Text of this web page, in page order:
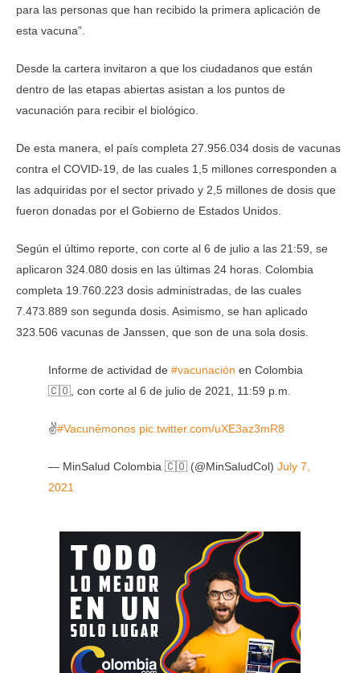
para las personas que han recibido la primera aplicación de
esta vacuna”.
Desde la cartera invitaron a que los ciudadanos que están
dentro de las etapas abiertas asistan a los puntos de
vacunación para recibir el biológico.
De esta manera, el país completa 27.956.034 dosis de vacunas
contra el COVID-19, de las cuales 1,5 millones corresponden a
las adquiridas por el sector privado y 2,5 millones de dosis que
fueron donadas por el Gobierno de Estados Unidos.
Según el último reporte, con corte al 6 de julio a las 21:59, se
aplicaron 324.080 dosis en las últimas 24 horas. Colombia
completa 19.760.223 dosis administradas, de las cuales
7.473.889 son segunda dosis. Asimismo, se han aplicado
323.506 vacunas de Janssen, que son de una sola dosis.
Informe de actividad de #vacunación en Colombia
🇨🇴, con corte al 6 de julio de 2021, 11:59 p.m.
✌️#Vacunémonos pic.twitter.com/uXE3az3mR8
— MinSalud Colombia 🇨🇴 (@MinSaludCol) July 7,
2021